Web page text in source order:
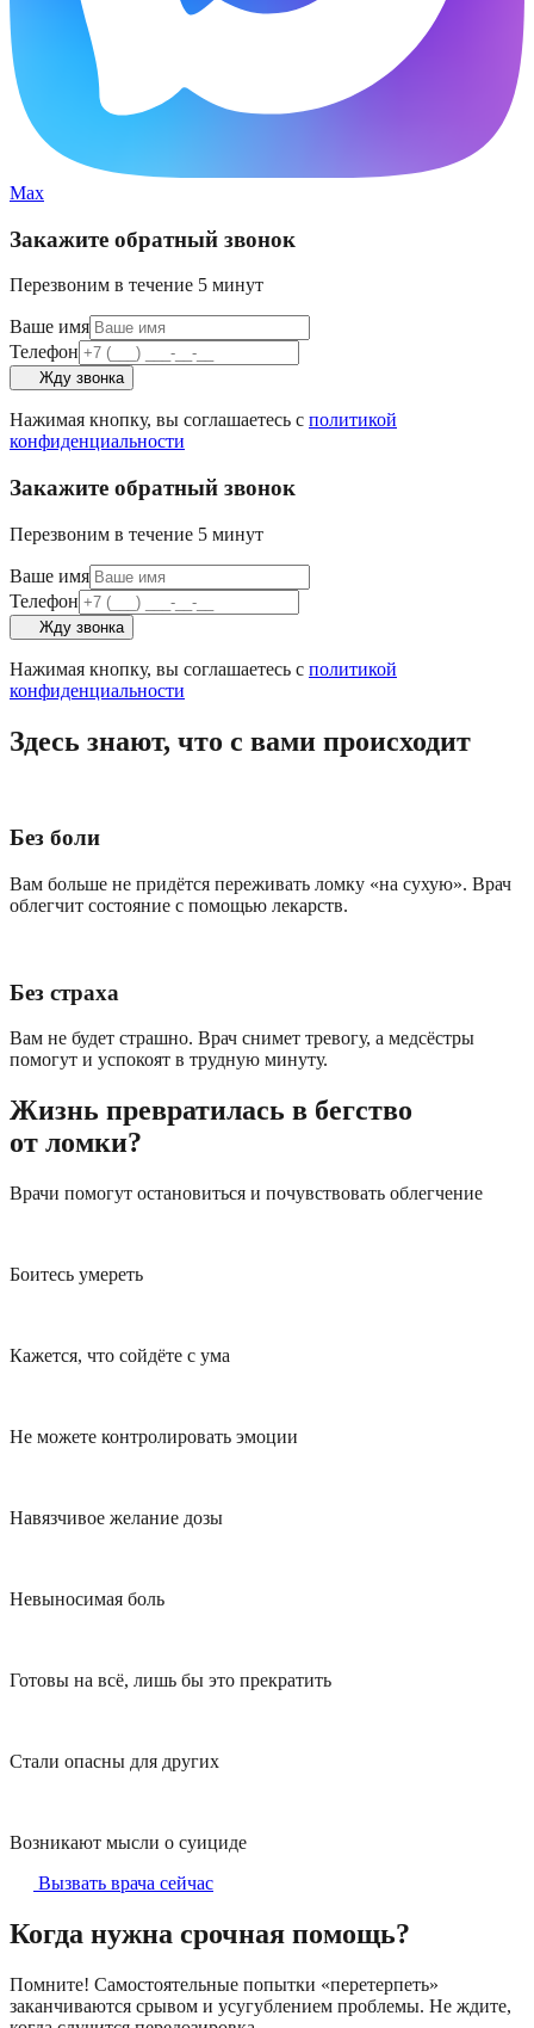
Max
Закажите обратный звонок
Перезвоним в течение 5 минут
Ваше имя
Телефон
Жду звонка
Нажимая кнопку, вы соглашаетесь с политикой
конфиденциальности
Закажите обратный звонок
Перезвоним в течение 5 минут
Ваше имя
Телефон
Жду звонка
Нажимая кнопку, вы соглашаетесь с политикой
конфиденциальности
Здесь знают, что с вами происходит
Без боли
Вам больше не придётся переживать ломку «на сухую». Врач
облегчит состояние с помощью лекарств.
Без страха
Вам не будет страшно. Врач снимет тревогу, а медсёстры
помогут и успокоят в трудную минуту.
Жизнь превратилась в бегство
от ломки?
Врачи помогут остановиться и почувствовать облегчение
Боитесь умереть
Кажется, что сойдёте с ума
Не можете контролировать эмоции
Навязчивое желание дозы
Невыносимая боль
Готовы на всё, лишь бы это прекратить
Стали опасны для других
Возникают мысли о суициде
Вызвать врача сейчас
Когда нужна срочная помощь?
Помните! Самостоятельные попытки «перетерпеть»
заканчиваются срывом и усугублением проблемы. Не ждите,